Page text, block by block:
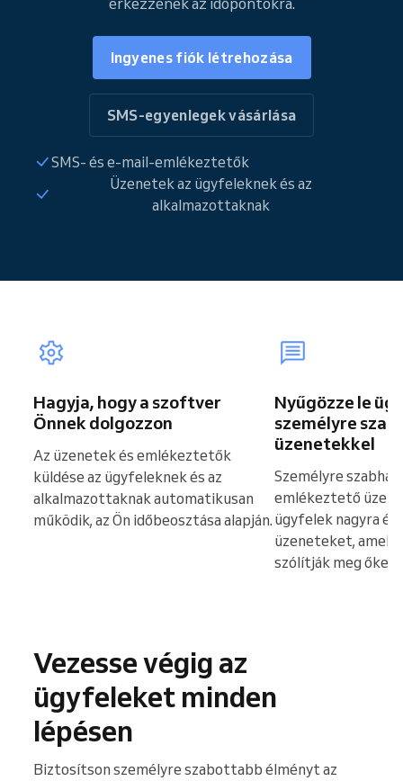
Ingyenes fiók létrehozása
SMS-egyenlegek vásárlása
SMS- és e-mail-emlékeztetők
Üzenetek az ügyfeleknek és az
alkalmazottaknak
Hagyja, hogy a szoftver
Önnek dolgozzon
Az üzenetek és emlékeztetők
küldése az ügyfeleknek és az
alkalmazottaknak automatikusan
működik, az Ön időbeosztása alapján.
Nyűgözze le
személyre
üzenetekkel
Személyre
emlékeztető
ügyfelek nagyra
üzeneteket,
szólítják meg őket.
Vezesse végig az
ügyfeleket minden
lépésen
Biztosítson személyre szabottabb élményt az